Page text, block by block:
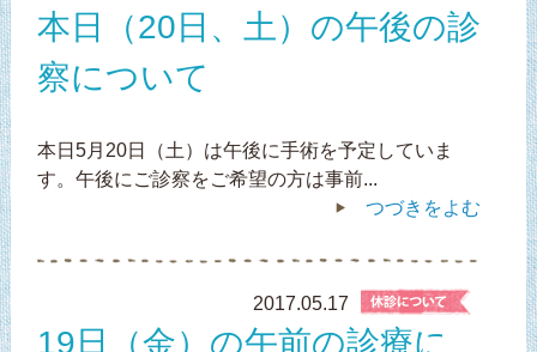
本日（20日、土）の午後の診
察について
本日5月20日（土）は午後に手術を予定していま
す。午後にご診察をご希望の方は事前...
つづきをよむ
2017.05.17
19日（金）の午前の診療に